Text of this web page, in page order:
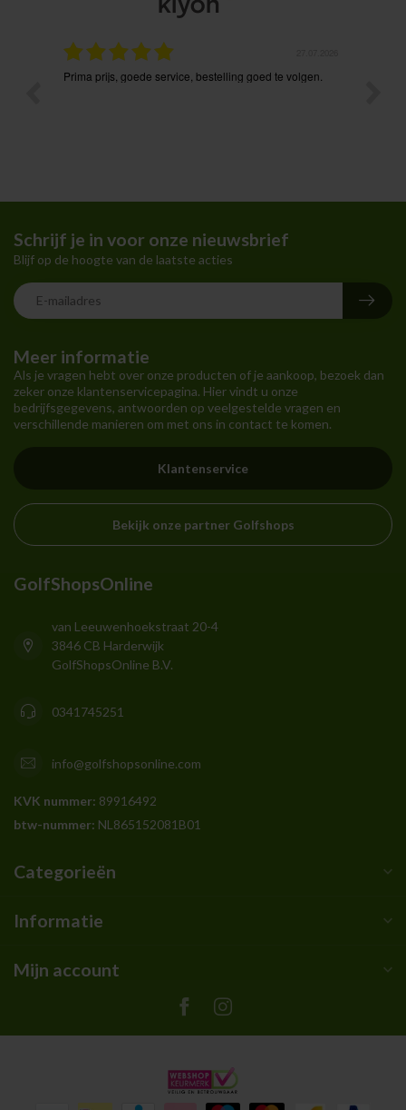
Prima prijs, goede service, bestelling goed te volgen.
Meer informatie
Als je vragen hebt over onze producten of je aankoop, bezoek dan
zeker onze klantenservicepagina. Hier vindt u onze
bedrijfsgegevens, antwoorden op veelgestelde vragen en
verschillende manieren om met ons in contact te komen.
Klantenservice
Bekijk onze partner Golfshops
Schrijf je in voor onze nieuwsbrief
Blijf op de hoogte van de laatste acties
GolfShopsOnline
van Leeuwenhoekstraat 20-4
3846 CB Harderwijk
GolfShopsOnline B.V.
0341745251
info@golfshopsonline.com
KVK nummer: 89916492
btw-nummer: NL865152081B01
Categorieën
Informatie
Mijn account